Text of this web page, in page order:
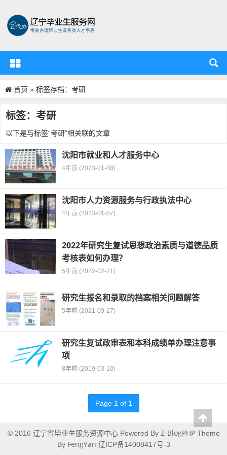
首页 » 标签存档：考研
标签：考研
以下是与标签“考研”相关联的文章
沈阳市就业和人才服务中心
4年前 (2023-01-08)
沈阳市人力资源服务与行政执法中心
4年前 (2023-01-07)
2022年研究生复试思想政治素质与道德品质
考核表如何办理？
5年前 (2022-02-21)
研究生报名和录取的档案相关问题解答
5年前 (2021-09-27)
研究生复试政审表和本科成绩单办理注意事
项
8年前 (2019-03-10)
Page 1 of 1
© 2016 辽宁省毕业生服务资源中心Powered By Z-BlogPHPTheme
By FengYan 辽ICP备14008417号-3